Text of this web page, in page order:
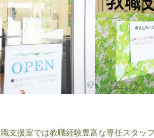
支援室では教職経験豊富な専任スタッ